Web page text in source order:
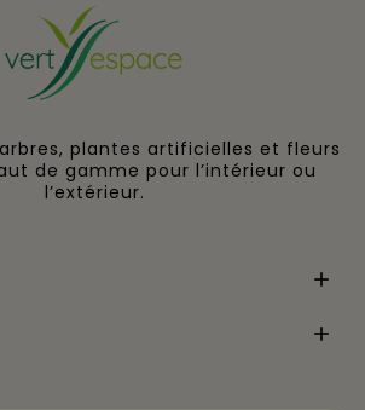
plantes artificielles et fleurs
de gamme pour l’intérieur ou
l’extérieur.

